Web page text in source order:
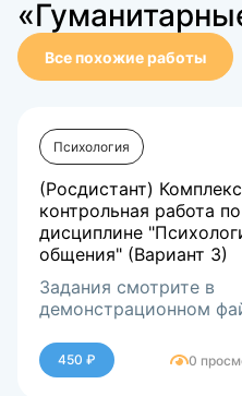
Все похожие работы
Психология
(Росдистант)
контрольная работа по
дисциплине
общения" (Вариант 3)
Задания смотрите в
демонстрационном
450 ₽ 0